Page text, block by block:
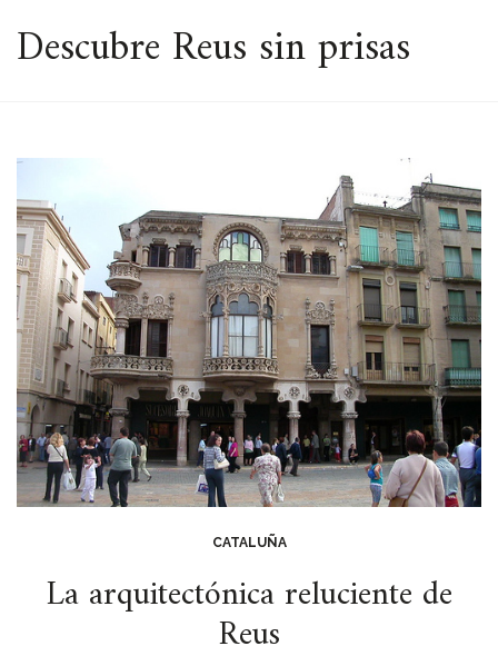
ESPACIO
Descubre Reus sin prisas
CATALUÑA
La arquitectónica reluciente de
Reus